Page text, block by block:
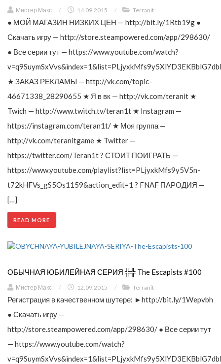
Мистер Макс / 14.09.2015 / Terranit
● МОЙ МАГАЗИН НИЗКИХ ЦЕН — http://bit.ly/1Rtb19g ●
Скачать игру — http://store.steampowered.com/app/298630/
● Все серии тут — https://www.youtube.com/watch?
★ ЗАКАЗ РЕКЛАМЫ — http://vk.com/topic-
46671338_28290655 ★ Я в вк — http://vk.com/teranit ★
Twich — http://www.twitch.tv/teran1t ★ Instagram —
https://instagram.com/teran1t/ ★ Моя группа —
http://vk.com/teranitgame ★ Twitter —
https://twitter.com/Teran1t ? СТОИТ ПОИГРАТЬ —
https://www.youtube.com/playlist?list=PLjyxkMfs9y5V5n-
t72kHFVs_gS5Os1159&action_edit=1 ? FNAF ПАРОДИЯ —
[…]
READ MORE
ОБЫЧНАЯ ЮБИЛЕЙНАЯ СЕРИЯ ╬╬ The Escapists #100
Мистер Макс / 12.09.2015 / Terranit
Регистрация в качественном шутере: ►http://bit.ly/1Wepvbh
● Скачать игру —
http://store.steampowered.com/app/298630/ ● Все серии тут
— https://www.youtube.com/watch?